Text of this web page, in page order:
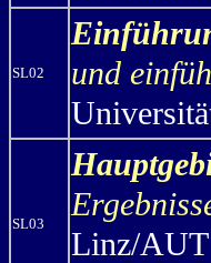
SL02
und
SL03
Linz/AUT